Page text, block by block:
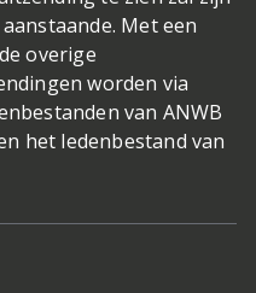
Met een
overige
worden via
van ANWB
het ledenbestand van